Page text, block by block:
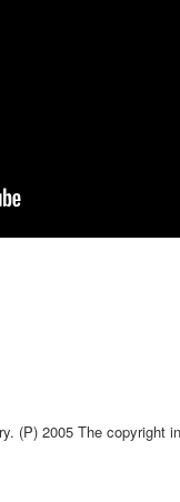
(P) 2005 The copyright